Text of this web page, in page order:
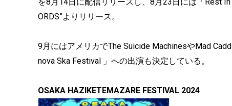
ORDS”よりリリース。
9月にはアメリカでThe Suicide MachinesやMad
nova Ska Festival 」への出演も決定している。
OSAKA HAZIKETEMAZARE FESTIVAL 2024